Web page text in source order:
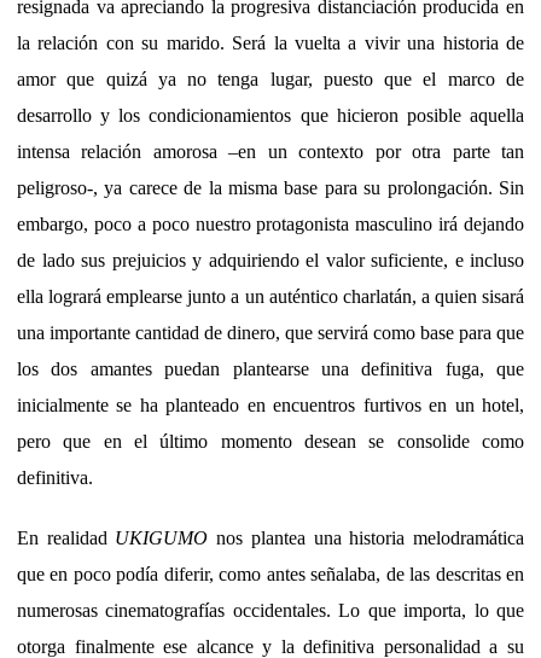
resignada va apreciando la progresiva distanciación producida en
la relación con su marido. Será la vuelta a vivir una historia de
amor que quizá ya no tenga lugar, puesto que el marco de
desarrollo y los condicionamientos que hicieron posible aquella
intensa relación amorosa –en un contexto por otra parte tan
peligroso-, ya carece de la misma base para su prolongación. Sin
embargo, poco a poco nuestro protagonista masculino irá dejando
de lado sus prejuicios y adquiriendo el valor suficiente, e incluso
ella logrará emplearse junto a un auténtico charlatán, a quien sisará
una importante cantidad de dinero, que servirá como base para que
los dos amantes puedan plantearse una definitiva fuga, que
inicialmente se ha planteado en encuentros furtivos en un hotel,
pero que en el último momento desean se consolide como
definitiva.
En realidad UKIGUMO nos plantea una historia melodramática
que en poco podía diferir, como antes señalaba, de las descritas en
numerosas cinematografías occidentales. Lo que importa, lo que
otorga finalmente ese alcance y la definitiva personalidad a su